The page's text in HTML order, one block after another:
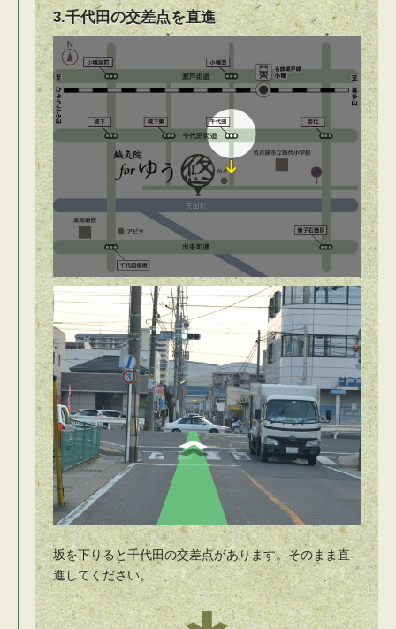
3.千代田の交差点を直進
坂を下りると千代田の交差点があります。そのまま直
進してください。